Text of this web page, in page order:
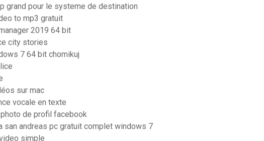
grand pour le systeme de destination
to mp3 gratuit
2019 64 bit
city stories
7 64 bit chomikuj
sur mac
vocale en texte
de profil facebook
san andreas pc gratuit complet windows 7
simple